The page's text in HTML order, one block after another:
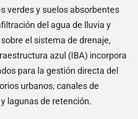
verdes y suelos absorbentes
del agua de lluvia y
el sistema de drenaje,
azul (IBA) incorpora
para la gestión directa del
urbanos, canales de
lagunas de retención.